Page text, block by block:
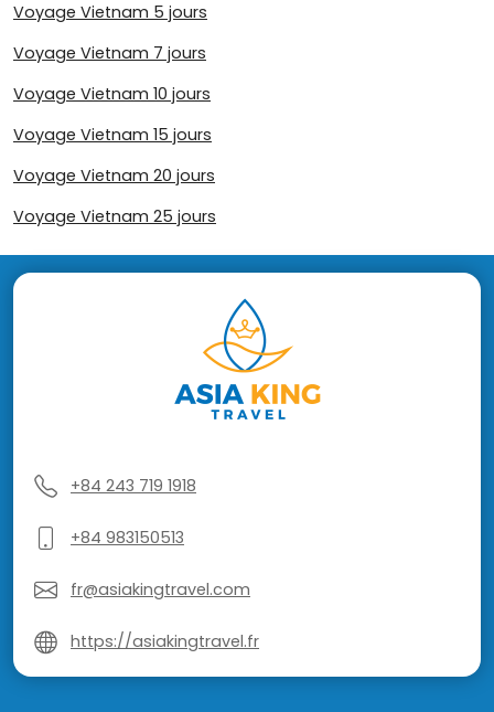
Voyage Vietnam 5 jours
Voyage Vietnam 7 jours
Voyage Vietnam 10 jours
Voyage Vietnam 15 jours
Voyage Vietnam 20 jours
Voyage Vietnam 25 jours
+84 243 719 1918
+84 983150513
fr@asiakingtravel.com
https://asiakingtravel.fr